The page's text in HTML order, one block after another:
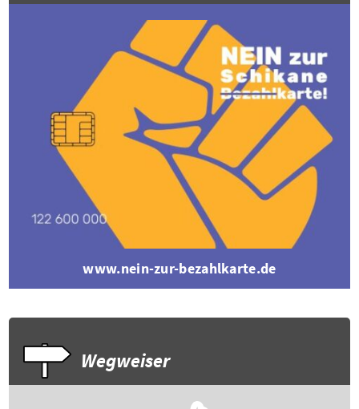
www.nein-zur-bezahlkarte.de
Wegweiser